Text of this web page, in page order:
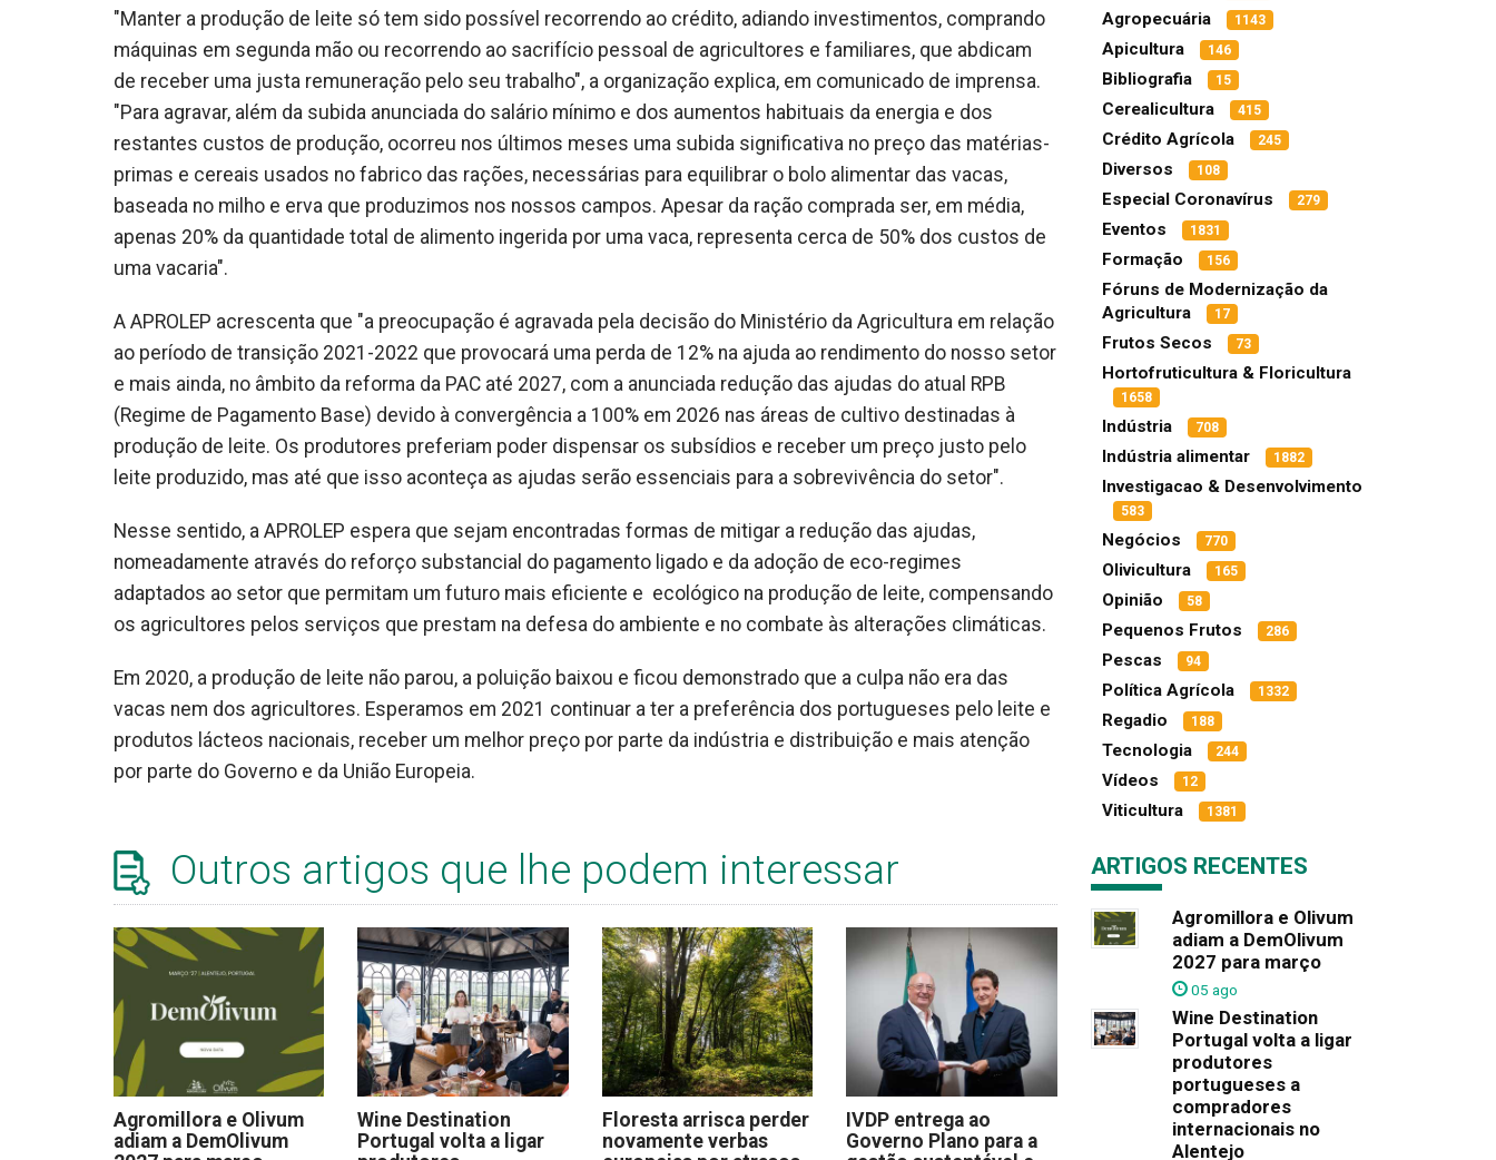
"Manter a produção de leite só tem sido possível recorrendo ao crédito, adiando investimentos, comprando
máquinas em segunda mão ou recorrendo ao sacrifício pessoal de agricultores e familiares, que abdicam
de receber uma justa remuneração pelo seu trabalho", a organização explica, em comunicado de imprensa.
"Para agravar, além da subida anunciada do salário mínimo e dos aumentos habituais da energia e dos
restantes custos de produção, ocorreu nos últimos meses uma subida significativa no preço das matérias-
primas e cereais usados no fabrico das rações, necessárias para equilibrar o bolo alimentar das vacas,
baseada no milho e erva que produzimos nos nossos campos. Apesar da ração comprada ser, em média,
apenas 20% da quantidade total de alimento ingerida por uma vaca, representa cerca de 50% dos custos de
uma vacaria".
A APROLEP acrescenta que "a preocupação é agravada pela decisão do Ministério da Agricultura em relação
ao período de transição 2021-2022 que provocará uma perda de 12% na ajuda ao rendimento do nosso setor
e mais ainda, no âmbito da reforma da PAC até 2027, com a anunciada redução das ajudas do atual RPB
(Regime de Pagamento Base) devido à convergência a 100% em 2026 nas áreas de cultivo destinadas à
produção de leite. Os produtores preferiam poder dispensar os subsídios e receber um preço justo pelo
leite produzido, mas até que isso aconteça as ajudas serão essenciais para a sobrevivência do setor".
Nesse sentido, a APROLEP espera que sejam encontradas formas de mitigar a redução das ajudas,
nomeadamente através do reforço substancial do pagamento ligado e da adoção de eco-regimes
adaptados ao setor que permitam um futuro mais eficiente e ecológico na produção de leite, compensando
os agricultores pelos serviços que prestam na defesa do ambiente e no combate às alterações climáticas.
Em 2020, a produção de leite não parou, a poluição baixou e ficou demonstrado que a culpa não era das
vacas nem dos agricultores. Esperamos em 2021 continuar a ter a preferência dos portugueses pelo leite e
produtos lácteos nacionais, receber um melhor preço por parte da indústria e distribuição e mais atenção
por parte do Governo e da União Europeia.
Outros artigos que lhe podem interessar
Agromillora e Olivum
adiam a DemOlivum
Wine Destination
Portugal volta a ligar
Floresta arrisca perder
novamente verbas
IVDP entrega ao
Governo Plano para a
Agropecuária 1143
Apicultura 146
Bibliografia 15
Cerealicultura 415
Crédito Agrícola 245
Diversos 108
Especial Coronavírus 279
Eventos 1831
Formação 156
Fóruns de Modernização da
Agricultura
17
Frutos Secos 73
Hortofruticultura & Floricultura
1658
Indústria 708
Indústria alimentar 1882
Investigacao & Desenvolvimento
583
Negócios 770
Olivicultura 165
Opinião 58
Pequenos Frutos 286
Pescas 94
Política Agrícola 1332
Regadio 188
Tecnologia 244
Vídeos 12
Viticultura 1381
ARTIGOS RECENTES
Agromillora e Olivum
adiam a DemOlivum
2027 para março
05 ago
Wine Destination
Portugal volta a ligar
produtores
portugueses a
compradores
internacionais no
Alentejo